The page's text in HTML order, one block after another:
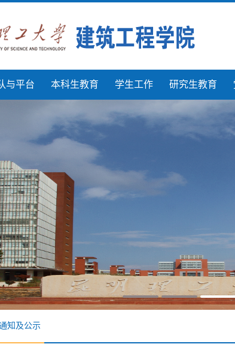
与平台 本科生教育 学生工作 研究生教育
知及公示